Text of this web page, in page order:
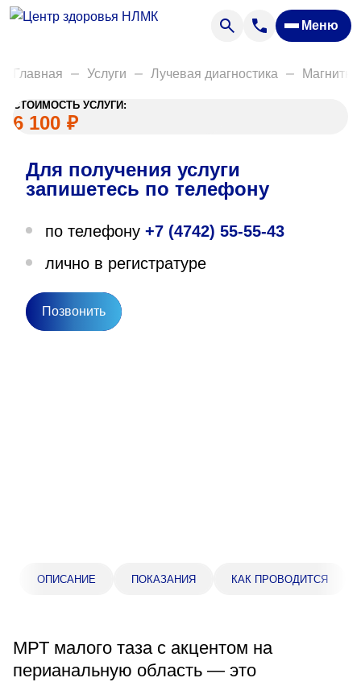
Меню
Анализы
Акции
Пациентам
Вакансии
О нас
Направления деятельности
+7 (4742) 55-55-43
Главная Услуги Лучевая диагностика
ОПИСАНИЕ ПОКАЗАНИЯ КАК ПРОВОДИТСЯ
МРТ малого таза с акцентом на
перианальную область — это
СТОИМОСТЬ УСЛУГИ:
6 100 ₽
Для получения услуги
запишетесь по телефону
по телефону +7 (4742) 55-55-43
лично в регистратуре
Позвонить